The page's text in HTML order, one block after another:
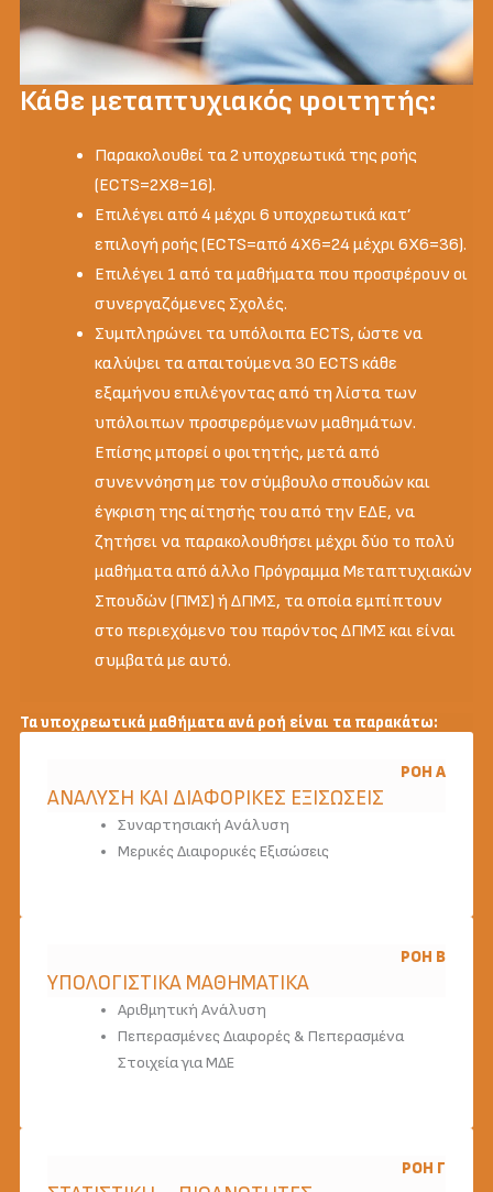
Κάθε μεταπτυχιακός φοιτητής:
Παρακολουθεί τα 2 υποχρεωτικά της ροής
(ECTS=2X8=16).
Επιλέγει από 4 μέχρι 6 υποχρεωτικά κατ’
επιλογή ροής (ECTS=από 4X6=24 μέχρι 6Χ6=36).
Επιλέγει 1 από τα μαθήματα που προσφέρουν οι
συνεργαζόμενες Σχολές.
Συμπληρώνει τα υπόλοιπα ECTS, ώστε να
καλύψει τα απαιτούμενα 30 ECTS κάθε
εξαμήνου επιλέγοντας από τη λίστα των
υπόλοιπων προσφερόμενων μαθημάτων.
Επίσης μπορεί ο φοιτητής, μετά από
συνεννόηση με τον σύμβουλο σπουδών και
έγκριση της αίτησής του από την ΕΔΕ, να
ζητήσει να παρακολουθήσει μέχρι δύο το πολύ
μαθήματα από άλλο Πρόγραμμα Μεταπτυχιακών
Σπουδών (ΠΜΣ) ή ΔΠΜΣ, τα οποία εμπίπτουν
στο περιεχόμενο του παρόντος ΔΠΜΣ και είναι
συμβατά με αυτό.
Τα υποχρεωτικά μαθήματα ανά ροή είναι τα παρακάτω:
ΡΟΉ Α
ΑΝΑΛΥΣΗ ΚΑΙ ΔΙΑΦΟΡΙΚΕΣ ΕΞΙΣΩΣΕΙΣ
Συναρτησιακή Ανάλυση
Μερικές Διαφορικές Εξισώσεις
ΡΟΉ Β
ΥΠΟΛΟΓΙΣΤΙΚΑ ΜΑΘΗΜΑΤΙΚΑ
Αριθμητική Ανάλυση
Πεπερασμένες Διαφορές & Πεπερασμένα
Στοιχεία για ΜΔΕ
ΡΟΉ Γ